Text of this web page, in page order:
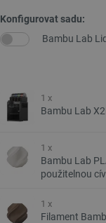
Konfigurovat sadu:
Bambu Lab
1 x
Bambu Lab
1 x
Bambu Lab
použitelnou
1 x
Filament